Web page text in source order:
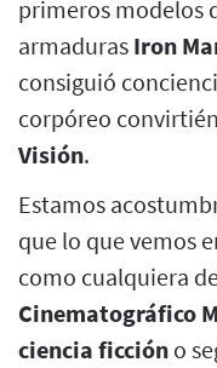
primeros modelos
armaduras Iron
consiguió
corpóreo
Visión.
Estamos
que lo que vemos
como cualquiera
Cinematográfico
ciencia ficción o